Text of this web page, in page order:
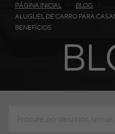
PÁGINA INICIAL
BLOG
ALUGUEL DE CARRO PARA
BENEFÍCIOS